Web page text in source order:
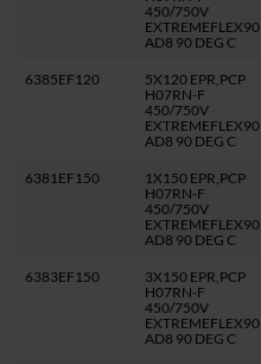
450/750V
EXTREMEFLEX90
AD8 90 DEG C
6385EF120
5X120 EPR,PCP
H07RN-F
450/750V
EXTREMEFLEX90
AD8 90 DEG C
6381EF150
1X150 EPR,PCP
H07RN-F
450/750V
EXTREMEFLEX90
AD8 90 DEG C
6383EF150
3X150 EPR,PCP
H07RN-F
450/750V
EXTREMEFLEX90
AD8 90 DEG C